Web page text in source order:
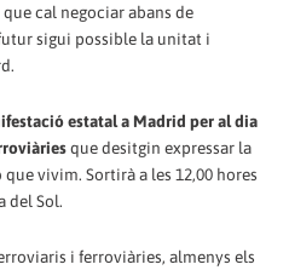
cal negociar abans de
sigui possible la unitat i
estatal a Madrid per al dia
que desitgin expressar la
vivim. Sortirà a les 12,00 hores
del Sol.
i ferroviàries, almenys els